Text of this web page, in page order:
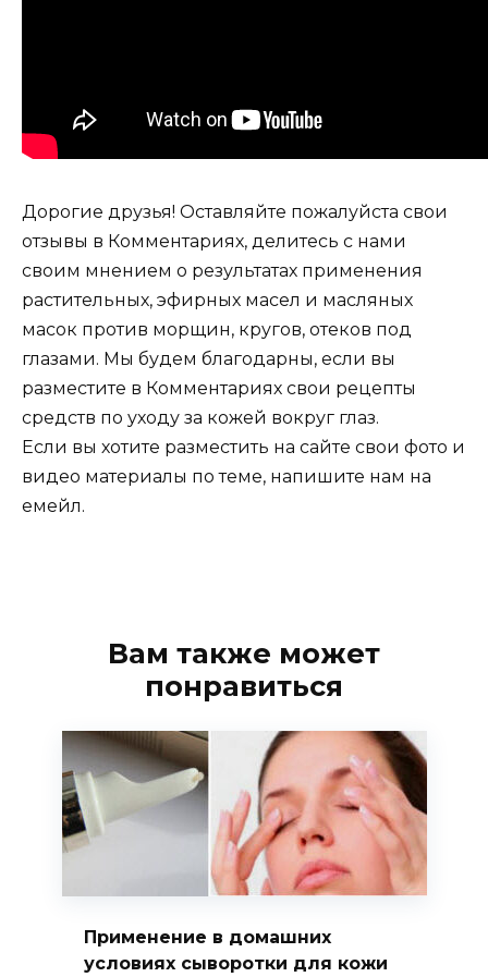
Дорогие друзья! Оставляйте пожалуйста свои
отзывы в Комментариях, делитесь с нами
своим мнением о результатах применения
растительных, эфирных масел и масляных
масок против морщин, кругов, отеков под
глазами. Мы будем благодарны, если вы
разместите в Комментариях свои рецепты
средств по уходу за кожей вокруг глаз.
Если вы хотите разместить на сайте свои фото и
видео материалы по теме, напишите нам на
емейл.
Вам также может
понравиться
Применение в домашних
условиях сыворотки для кожи